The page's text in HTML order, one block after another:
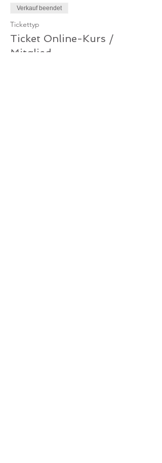
Verkauf beendet
Tickettyp
Ticket Online-Kurs /
Mitglied